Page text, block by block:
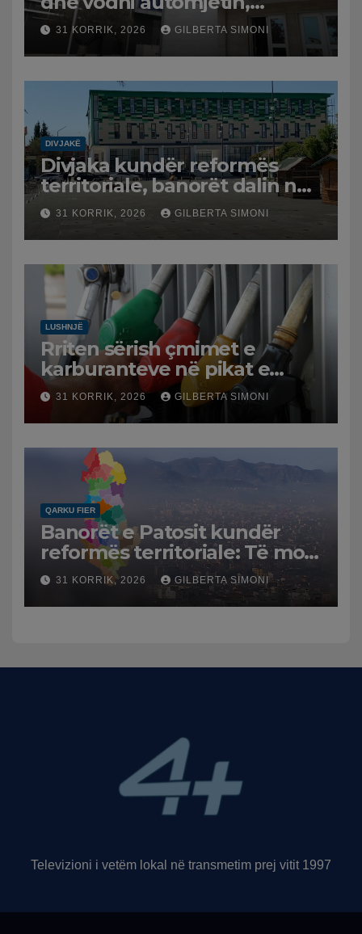
arrestohet 43-vjeçari
31 KORRIK, 2026 GILBERTA SIMONI
DIVJAKË
Divjaka kundër reformës
territoriale, banorët dalin në
protestë.
31 KORRIK, 2026 GILBERTA SIMONI
LUSHNJË
Rriten sërish çmimet e
karburanteve në pikat e
karburanteve në Lushnjë.
Tensionet në Lindjen e
Mesme shtrenjtojnë naftën
dhe benzinën në vend
31 KORRIK, 2026 GILBERTA SIMONI
QARKU FIER
Banorët e Patosit kundër
reformës territoriale: Të mos
humbasim identitetin e
qytetit
31 KORRIK, 2026 GILBERTA SIMONI
Televizioni i vetëm lokal në transmetim prej vitit 1997